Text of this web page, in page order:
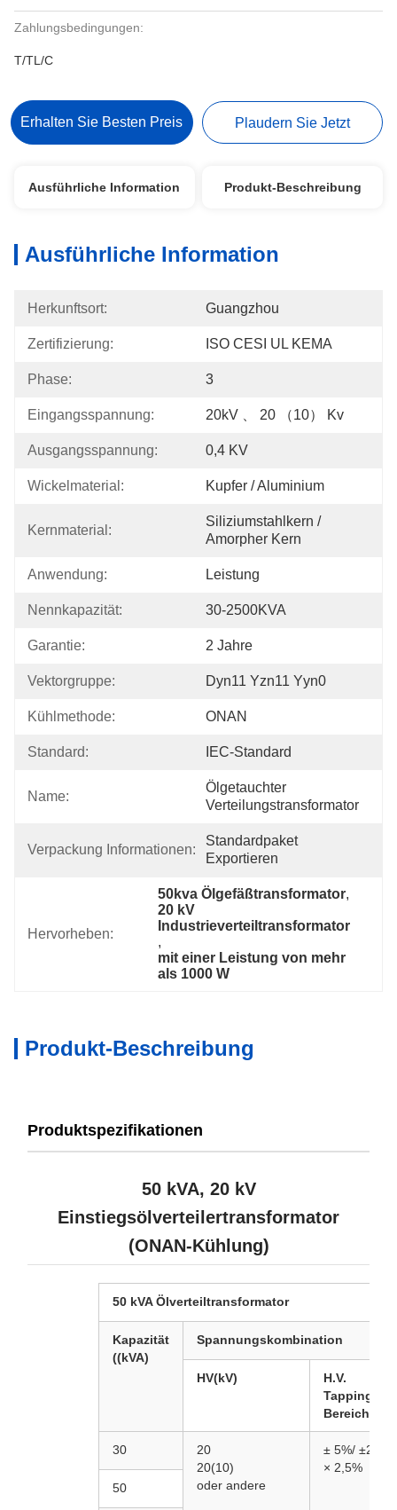
Zahlungsbedingungen:
T/TL/C
Erhalten Sie Besten Preis Plaudern Sie Jetzt
Ausführliche Information Produkt-Beschreibung
Ausführliche Information
Herkunftsort: Guangzhou
Zertifizierung: ISO CESI UL KEMA
Phase: 3
Eingangsspannung: 20kV 、 20 （10） Kv
Ausgangsspannung: 0,4 KV
Wickelmaterial: Kupfer / Aluminium
Kernmaterial:
Siliziumstahlkern /
Amorpher Kern
Anwendung: Leistung
Nennkapazität: 30-2500KVA
Garantie: 2 Jahre
Vektorgruppe: Dyn11 Yzn11 Yyn0
Kühlmethode: ONAN
Standard: IEC-Standard
Name:
Ölgetauchter
Verteilungstransformator
Verpackung Informationen:
Standardpaket
Exportieren
Hervorheben:
50kva Ölgefäßtransformator,
20 kV
Industrieverteiltransformator
,
mit einer Leistung von mehr
als 1000 W
Produkt-Beschreibung
Produktspezifikationen
50 kVA, 20 kV
Einstiegsölverteilertransformator
(ONAN-Kühlung)
50 kVA Ölverteiltransformator
Kapazität
((kVA)
Spannungskombination
HV(kV)
H.V.
Tapping-
Bereich
30
20
20(10)
oder andere
± 5%/ ±2
× 2,5%
50